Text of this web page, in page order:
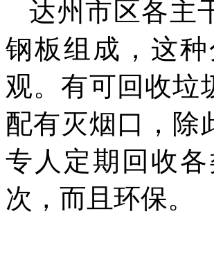
达州市区各主
钢板组成，这种
观。有可回收垃
配有灭烟口，除
专人定期回收
次，而且 环保。